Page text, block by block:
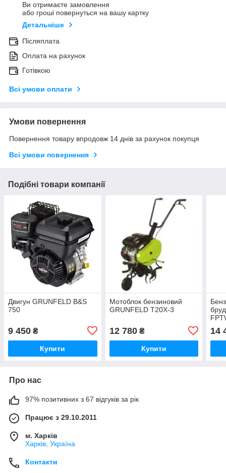
Ви отримаєте замовлення
або гроші повернуться на вашу картку
Детальніше
Післяплата
Оплата на рахунок
Готівкою
Всі умови оплати
Умови повернення
Повернення товару впродовж 14 днів за рахунок покупця
Всі умови повернення
Подібні товари компанії
Двигун GRUNFELD B&S
750
9 450 ₴
Купити
Мотоблок бензиновий
GRUNFELD T20X-3
12 780₴
Купити
14
Про нас
97% позитивних з 67 відгуків за рік
Працює з 29.10.2011
м. Харків
Харків, Україна
Контакти